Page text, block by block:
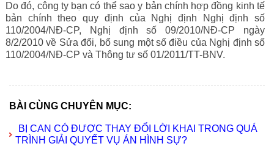
Do đó, công ty bạn có thể sao y bản chính hợp đồng kinh tế
bản chính theo quy định của Nghị định Nghị định số
110/2004/NĐ-CP, Nghị định số 09/2010/NĐ-CP ngày
8/2/2010 về Sửa đổi, bổ sung một số điều của Nghị định số
110/2004/NĐ-CP và Thông tư số 01/2011/TT-BNV.
BÀI CÙNG CHUYÊN MỤC:
BỊ CAN CÓ ĐƯỢC THAY ĐỔI LỜI KHAI TRONG QUÁ
TRÌNH GIẢI QUYẾT VỤ ÁN HÌNH SỰ?